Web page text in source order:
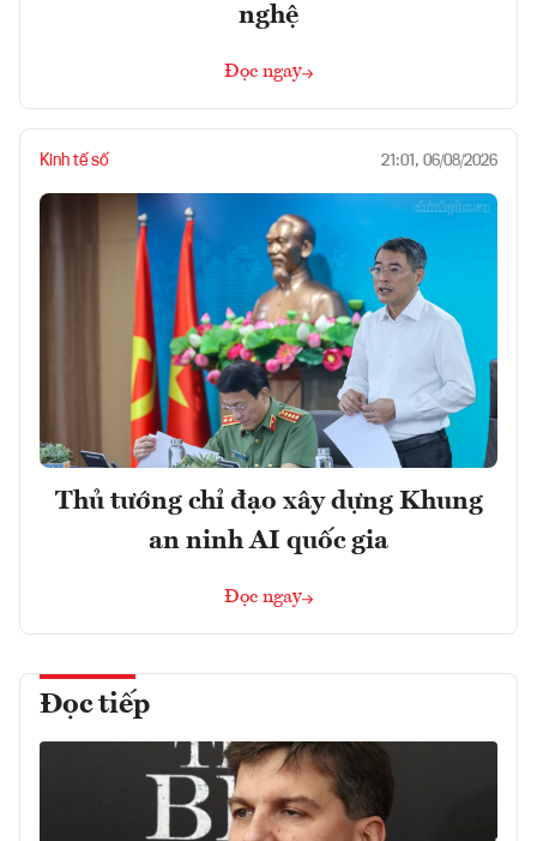
nghệ
Đọc ngay
Kinh tế số 21:01, 06/08/2026
Thủ tướng chỉ đạo xây dựng Khung
an ninh AI quốc gia
Đọc ngay
Đọc tiếp